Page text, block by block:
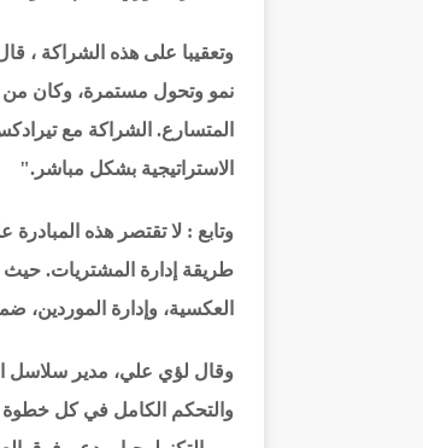
وتعقيبا على هذه الشراكة ،
نمو وتحول مستمرة، وكان من
المتسارع. الشراكة مع
الاستراتيجية بشكل مباشر."
وتابع : لا تقتصر هذه
طريقة إدارة المشتريات. حيث
العكسية، وإدارة
وقال لؤي علي، مدير سلاسل
والتحكم الكامل في كل